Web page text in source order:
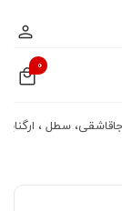
۰
سطل ،